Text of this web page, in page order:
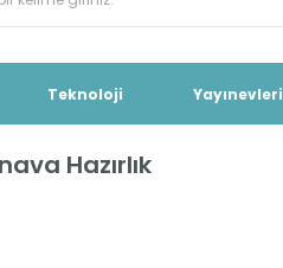
Teknoloji Yayınevleri
Hazırlık